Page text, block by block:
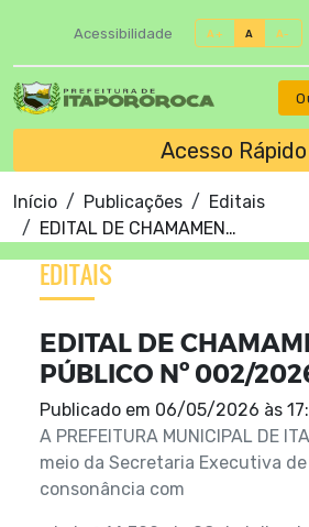
Acessibilidade A+ A A-
Acesso
Início Publicações
Editais
EDITAL DE CHAMAMENTO PÚBLICO Nº 002/2026
EDITAIS
EDITAL DE
PÚBLICO Nº 002/
Publicado em 06/05/2026 às
A PREFEITURA MUNICIPAL DE
meio da Secretaria Executiva
consonância com